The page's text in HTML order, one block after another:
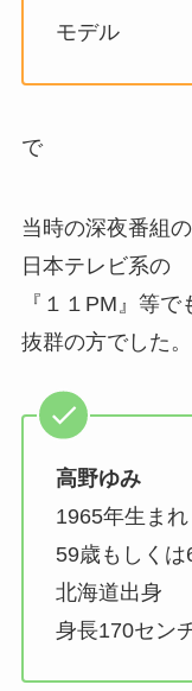
モデル
で
当時の深夜番組の
日本テレビ系の
『１１PM』等
抜群の方でした。
高野ゆみ
1965年生まれ
59歳もしく
北海道出身
身長170セン